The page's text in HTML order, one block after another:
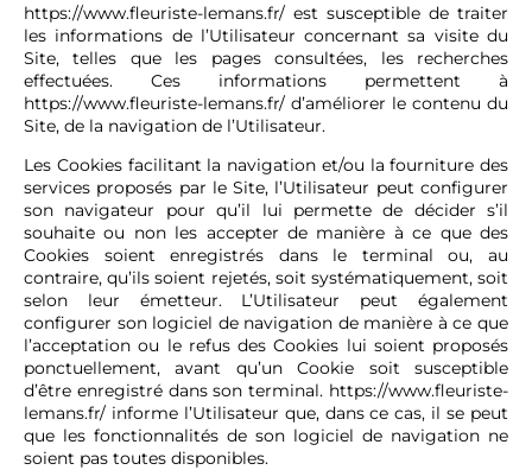
https://www.fleuriste-lemans.fr/ est susceptible de traiter
les informations de l’Utilisateur concernant sa visite du
Site, telles que les pages consultées, les recherches
effectuées. Ces informations permettent à
https://www.fleuriste-lemans.fr/ d’améliorer le contenu du
Site, de la navigation de l’Utilisateur.
Les Cookies facilitant la navigation et/ou la fourniture des
services proposés par le Site, l’Utilisateur peut configurer
son navigateur pour qu’il lui permette de décider s’il
souhaite ou non les accepter de manière à ce que des
Cookies soient enregistrés dans le terminal ou, au
contraire, qu’ils soient rejetés, soit systématiquement, soit
selon leur émetteur. L’Utilisateur peut également
configurer son logiciel de navigation de manière à ce que
l’acceptation ou le refus des Cookies lui soient proposés
ponctuellement, avant qu’un Cookie soit susceptible
d’être enregistré dans son terminal. https://www.fleuriste-
lemans.fr/ informe l’Utilisateur que, dans ce cas, il se peut
que les fonctionnalités de son logiciel de navigation ne
soient pas toutes disponibles.